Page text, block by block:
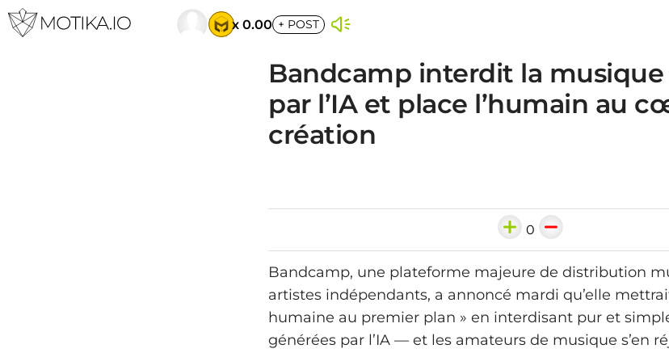
x 0.00 + POST
Bandcamp interdit la
par l’IA et place l’humain au
création
0
Bandcamp, une plateforme majeure de distribution
artistes indépendants, a annoncé mardi qu’elle
humaine au premier plan » en interdisant pur et
générées par l’IA — et les amateurs de musique s’en